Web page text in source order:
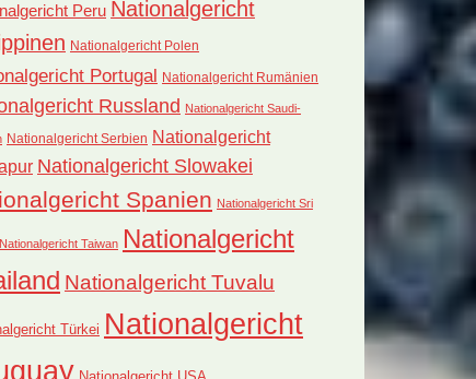
Peru Nationalgericht
Nationalgericht Polen
Portugal Nationalgericht Rumänien
Russland Nationalgericht Saudi-
Nationalgericht Serbien Nationalgericht
Nationalgericht Slowakei
Spanien Nationalgericht Sri
Nationalgericht Taiwan Nationalgericht
Nationalgericht Tuvalu
Türkei Nationalgericht